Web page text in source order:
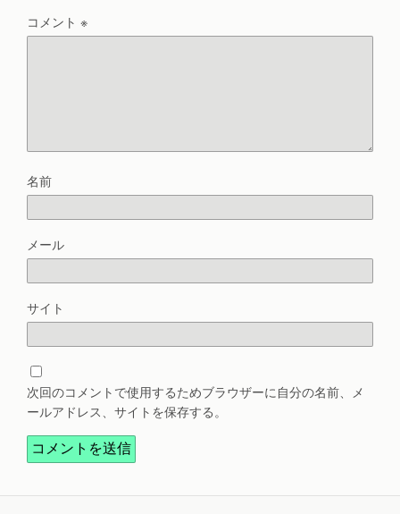
コメント ※
名前
メール
サイト
次回のコメントで使用するためブラウザーに自分の名前、メ
ールアドレス、サイトを保存する。